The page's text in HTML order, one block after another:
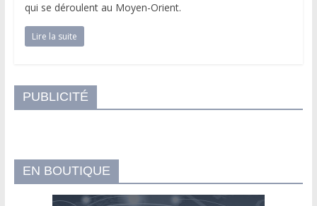
qui se déroulent au Moyen-Orient.
Lire la suite
PUBLICITÉ
EN BOUTIQUE